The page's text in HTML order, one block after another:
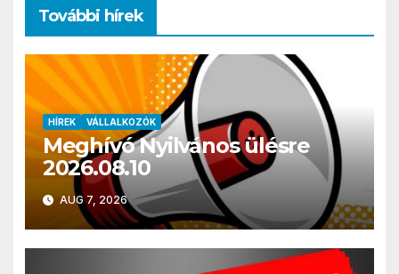
További hírek
HÍREK VÁLLALKOZÓK
Meghívó Nyilvános ülésre
2026.08.10
AUG 7, 2026